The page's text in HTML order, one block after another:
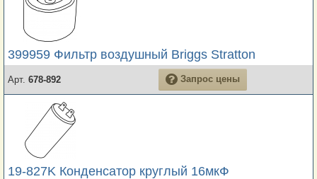
399959 Фильтр воздушный Briggs Stratton
Арт. 678-892 Запрос цены
19-827K Конденсатор круглый 16мкФ